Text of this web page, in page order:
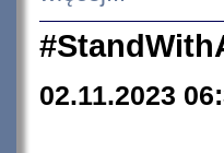
02.11.2023